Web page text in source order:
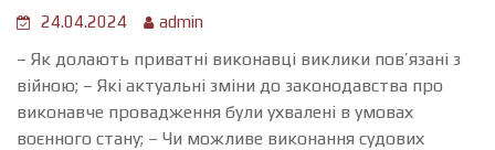
24.04.2024 admin
– Як долають приватні виконавці виклики пов’язані з
війною; – Які актуальні зміни до законодавства про
виконавче провадження були ухвалені в умовах
воєнного стану; – Чи можливе виконання судових